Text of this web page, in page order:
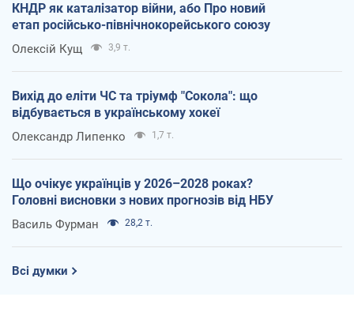
КНДР як каталізатор війни, або Про новий
етап російсько-північнокорейського союзу
Олексій Кущ 3,9 т.
Вихід до еліти ЧС та тріумф "Сокола": що
відбувається в українському хокеї
Олександр Липенко 1,7 т.
Що очікує українців у 2026–2028 роках?
Головні висновки з нових прогнозів від НБУ
Василь Фурман 28,2 т.
Всі думки